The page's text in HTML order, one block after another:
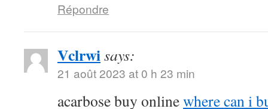
Répondre
Vclrwisays:
21 août 2023 at 0 h 23 min
acarbose buy onlinewhere can i